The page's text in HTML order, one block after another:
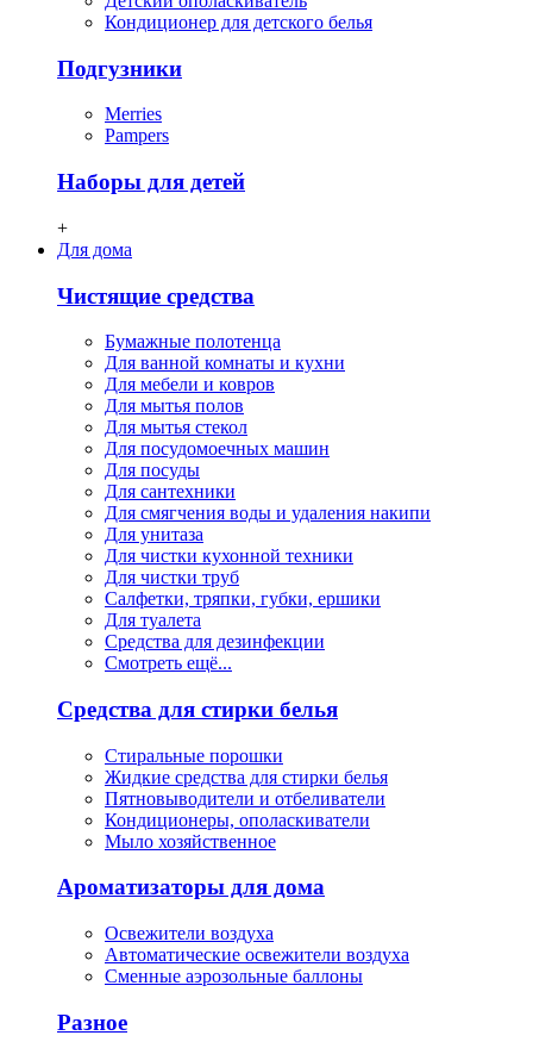
Кондиционер для детского белья
Подгузники
Merries
Pampers
Наборы для детей
+
Для дома
Чистящие средства
Бумажные полотенца
Для ванной комнаты и кухни
Для мебели и ковров
Для мытья полов
Для мытья стекол
Для посудомоечных машин
Для посуды
Для сантехники
Для смягчения воды и удаления накипи
Для унитаза
Для чистки кухонной техники
Для чистки труб
Салфетки, тряпки, губки, ершики
Для туалета
Средства для дезинфекции
Смотреть ещё...
Средства для стирки белья
Стиральные порошки
Жидкие средства для стирки белья
Пятновыводители и отбеливатели
Кондиционеры, ополаскиватели
Мыло хозяйственное
Ароматизаторы для дома
Освежители воздуха
Автоматические освежители воздуха
Сменные аэрозольные баллоны
Разное